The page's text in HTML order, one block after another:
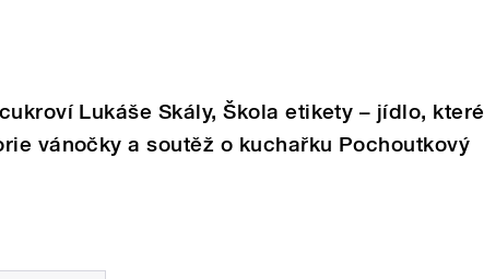
Lukáše Skály, Škola etikety – jídlo, které
vánočky a soutěž o kuchařku Pochoutkový